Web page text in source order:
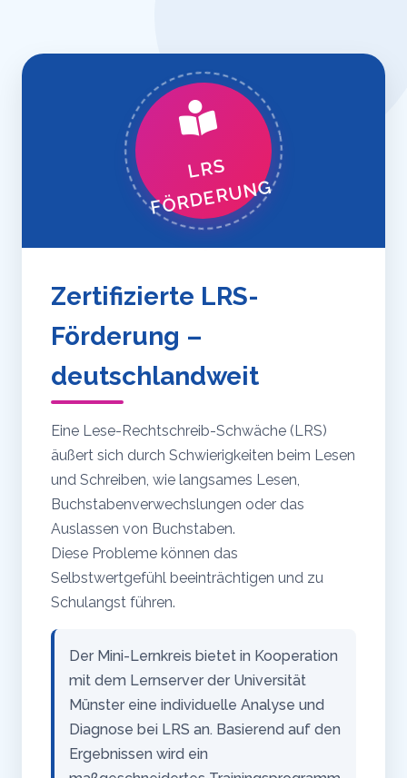
LRS
FÖRDERUNG
Zertifizierte LRS-
Förderung –
deutschlandweit
Eine Lese-Rechtschreib-Schwäche (LRS)
äußert sich durch Schwierigkeiten beim Lesen
und Schreiben, wie langsames Lesen,
Buchstabenverwechslungen oder das
Auslassen von Buchstaben.
Diese Probleme können das
Selbstwertgefühl beeinträchtigen und zu
Schulangst führen.
Der Mini-Lernkreis bietet in Kooperation
mit dem Lernserver der Universität
Münster eine individuelle Analyse und
Diagnose bei LRS an. Basierend auf den
Ergebnissen wird ein